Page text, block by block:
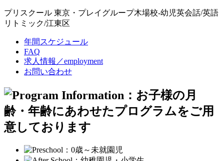
プリスクール 東京・プレイグループ木場校-幼児英会話/英語
リトミック/江東区
年間スケジュール
FAQ
求人情報／employment
お問い合わせ